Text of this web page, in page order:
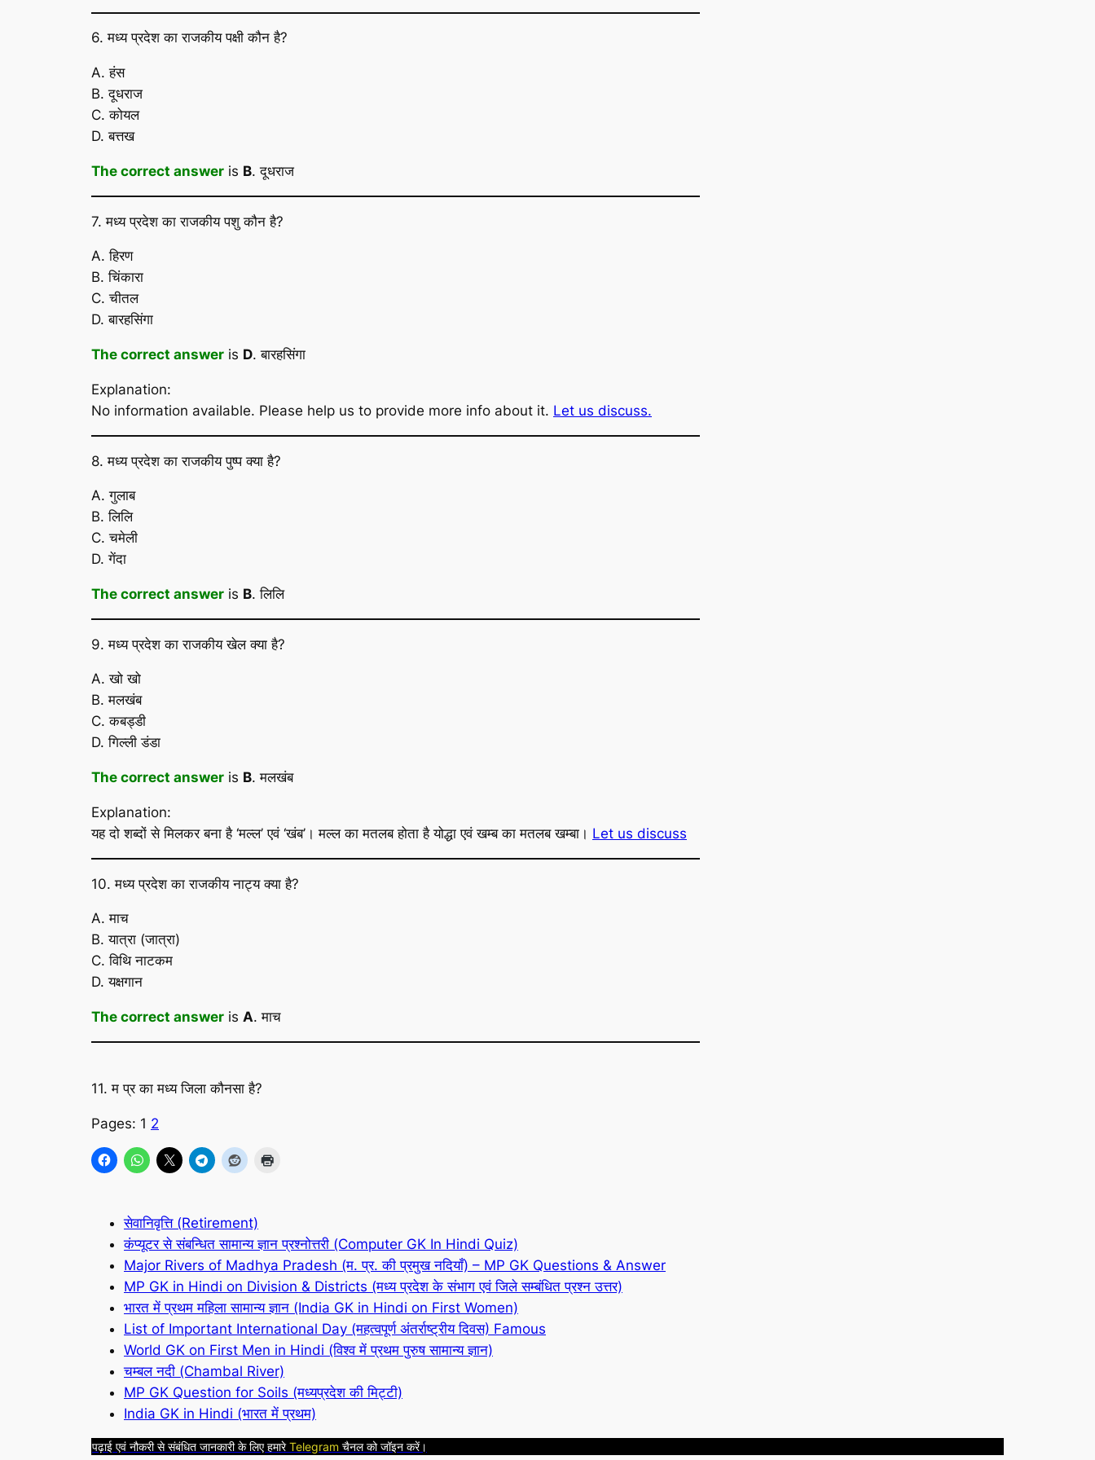
6. मध्य प्रदेश का राजकीय पक्षी कौन है?
A. हंस
B. दूधराज
C. कोयल
D. बत्तख
The correct answer is B. दूधराज
7. मध्य प्रदेश का राजकीय पशु कौन है?
A. हिरण
B. चिंकारा
C. चीतल
D. बारहसिंगा
The correct answer is D. बारहसिंगा
Explanation:
No information available. Please help us to provide more info about it. Let us discuss.
8. मध्य प्रदेश का राजकीय पुष्प क्या है?
A. गुलाब
B. लिलि
C. चमेली
D. गेंदा
The correct answer is B. लिलि
9. मध्य प्रदेश का राजकीय खेल क्या है?
A. खो खो
B. मलखंब
C. कबड्डी
D. गिल्ली डंडा
The correct answer is B. मलखंब
Explanation:
यह दो शब्दों से मिलकर बना है ‘मल्ल’ एवं ‘खंब’। मल्ल का मतलब होता है योद्धा एवं खम्ब का मतलब खम्बा। Let us discuss
10. मध्य प्रदेश का राजकीय नाट्य क्या है?
A. माच
B. यात्रा (जात्रा)
C. विथि नाटकम
D. यक्षगान
The correct answer is A. माच
11. म प्र का मध्य जिला कौनसा है?
Pages: 1 2
सेवानिवृत्ति (Retirement)
कंप्यूटर से संबन्धित सामान्य ज्ञान प्रश्नोत्तरी (Computer GK In Hindi Quiz)
Major Rivers of Madhya Pradesh (म. प्र. की प्रमुख नदियाँ) – MP GK Questions & Answer
MP GK in Hindi on Division & Districts (मध्य प्रदेश के संभाग एवं जिले सम्बंधित प्रश्न उत्तर)
भारत में प्रथम महिला सामान्य ज्ञान (India GK in Hindi on First Women)
List of Important International Day (महत्वपूर्ण अंतर्राष्ट्रीय दिवस) Famous
World GK on First Men in Hindi (विश्व में प्रथम पुरुष सामान्य ज्ञान)
चम्बल नदी (Chambal River)
MP GK Question for Soils (मध्यप्रदेश की मिट्टी)
India GK in Hindi (भारत में प्रथम)
पढ़ाई एवं नौकरी से संबंधित जानकारी के लिए हमारे Telegram चैनल को जॉइन करें।